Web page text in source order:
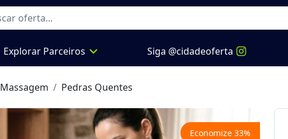
Explorar Parceiros expand_more Siga @cidadeoferta
Massagem Pedras Quentes
Economize 33%